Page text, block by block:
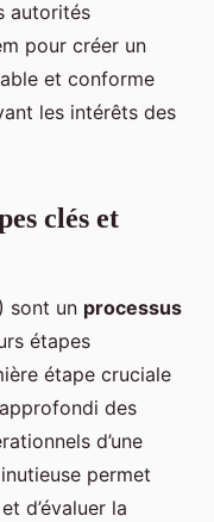
autorités
pour créer un
et conforme
les intérêts des
clés et
sont un processus
étapes
étape cruciale
des
d’une
permet
d’évaluer la